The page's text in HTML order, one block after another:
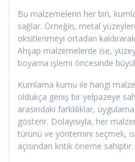
Bu malzemelerin her biri,
sağlar. Örneğin, metal
oksitlenmeyi ortadan
Ahşap malzemelerde ise,
boyama işlemi öncesinde
Kumlama kumu ile hangi
oldukça geniş bir yelpazeye
arasındaki farklılıklar,
gösterir. Dolayısıyla, her
türünü ve yöntemini seçmek,
açısından kritik öneme sahiptir.